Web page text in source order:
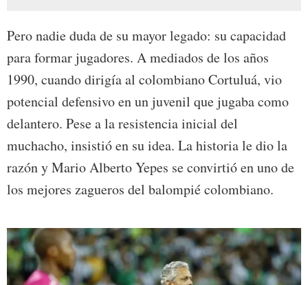
Pero nadie duda de su mayor legado: su capacidad
para formar jugadores. A mediados de los años
1990, cuando dirigía al colombiano Cortuluá, vio
potencial defensivo en un juvenil que jugaba como
delantero. Pese a la resistencia inicial del
muchacho, insistió en su idea. La historia le dio la
razón y Mario Alberto Yepes se convirtió en uno de
los mejores zagueros del balompié colombiano.